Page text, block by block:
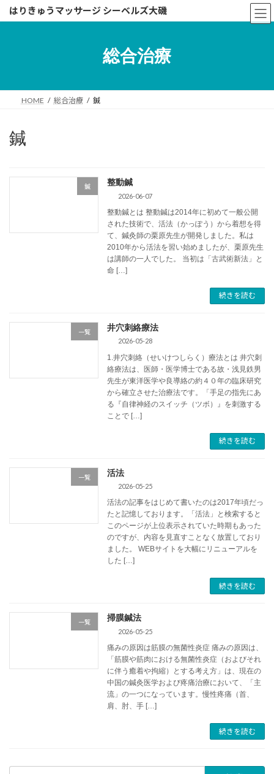
キ
に
はりきゅうマッサージ シーベルズ大磯
総合治療
HOME 総合治療 鍼
鍼
鍼 整動鍼
2026-06-07
整動鍼とは 整動鍼は2014年に初めて一般公開
された技術で、活法（かっぽう）から着想を得
て、鍼灸師の栗原先生が開発しました。私は
2010年から活法を習い始めましたが、栗原先生
は講師の一人でした。 当初は「古武術新法」と
命 […]
続きを読む
一覧 井穴刺絡療法
2026-05-28
1.井穴刺絡（せいけつしらく）療法とは 井穴刺
絡療法は、医師・医学博士である故・浅見鉄男
先生が東洋医学や良導絡の約４０年の臨床研究
から確立させた治療法です。「手足の指先にあ
る『自律神経のスイッチ（ツボ）』を刺激する
ことで […]
続きを読む
一覧 活法
2026-05-25
活法の記事をはじめて書いたのは2017年頃だっ
たと記憶しております。「活法」と検索すると
このページが上位表示されていた時期もあった
のですが、内容を見直すことなく放置しており
ました。 WEBサイトを大幅にリニューアルを
した […]
続きを読む
一覧 掃膜鍼法
2026-05-25
痛みの原因は筋膜の無菌性炎症 痛みの原因は、
「筋膜や筋肉における無菌性炎症（およびそれ
に伴う癒着や拘縮）とする考え方」は、現在の
中国の鍼灸医学および疼痛治療において、「主
流」の一つになっています。慢性疼痛（首、
肩、肘、手 […]
続きを読む